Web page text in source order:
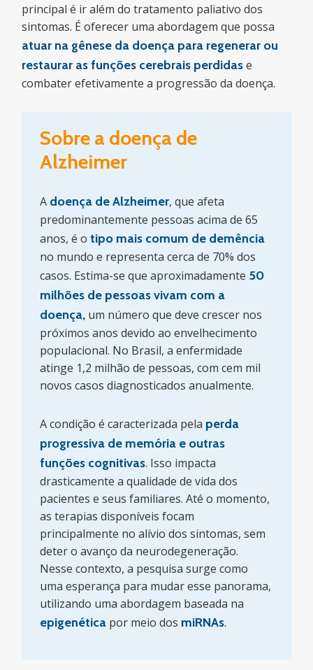
principal é ir além do tratamento paliativo dos
sintomas. É oferecer uma abordagem que possa
atuar na gênese da doença para regenerar ou
restaurar as funções cerebrais perdidase
combater efetivamente a progressão da doença.
Sobre a doença de
Alzheimer
A doença de Alzheimer, que afeta
predominantemente pessoas acima de 65
anos, é otipo mais comum de demência
no mundo e representa cerca de 70% dos
casos. Estima-se que aproximadamente 50
milhões de pessoas vivam com a
doença, um número que deve crescer nos
próximos anos devido ao envelhecimento
populacional. No Brasil, a enfermidade
atinge 1,2 milhão de pessoas, com cem mil
novos casos diagnosticados anualmente.
A condição é caracterizada pela perda
progressiva de memória e outras
funções cognitivas. Isso impacta
drasticamente a qualidade de vida dos
pacientes e seus familiares. Até o momento,
as terapias disponíveis focam
principalmente no alívio dos sintomas, sem
deter o avanço da neurodegeneração.
Nesse contexto, a pesquisa surge como
uma esperança para mudar esse panorama,
utilizando uma abordagem baseada na
epigenética por meio dos miRNAs.